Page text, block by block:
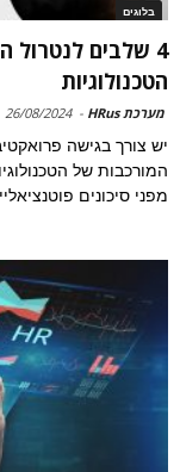
בלוגים
4 שלבים לנטרול
הטכנולוגיות
מערכת HRus -
26/08/2024
יש צורך בגישה
המורכבות של
מפני סיכונים